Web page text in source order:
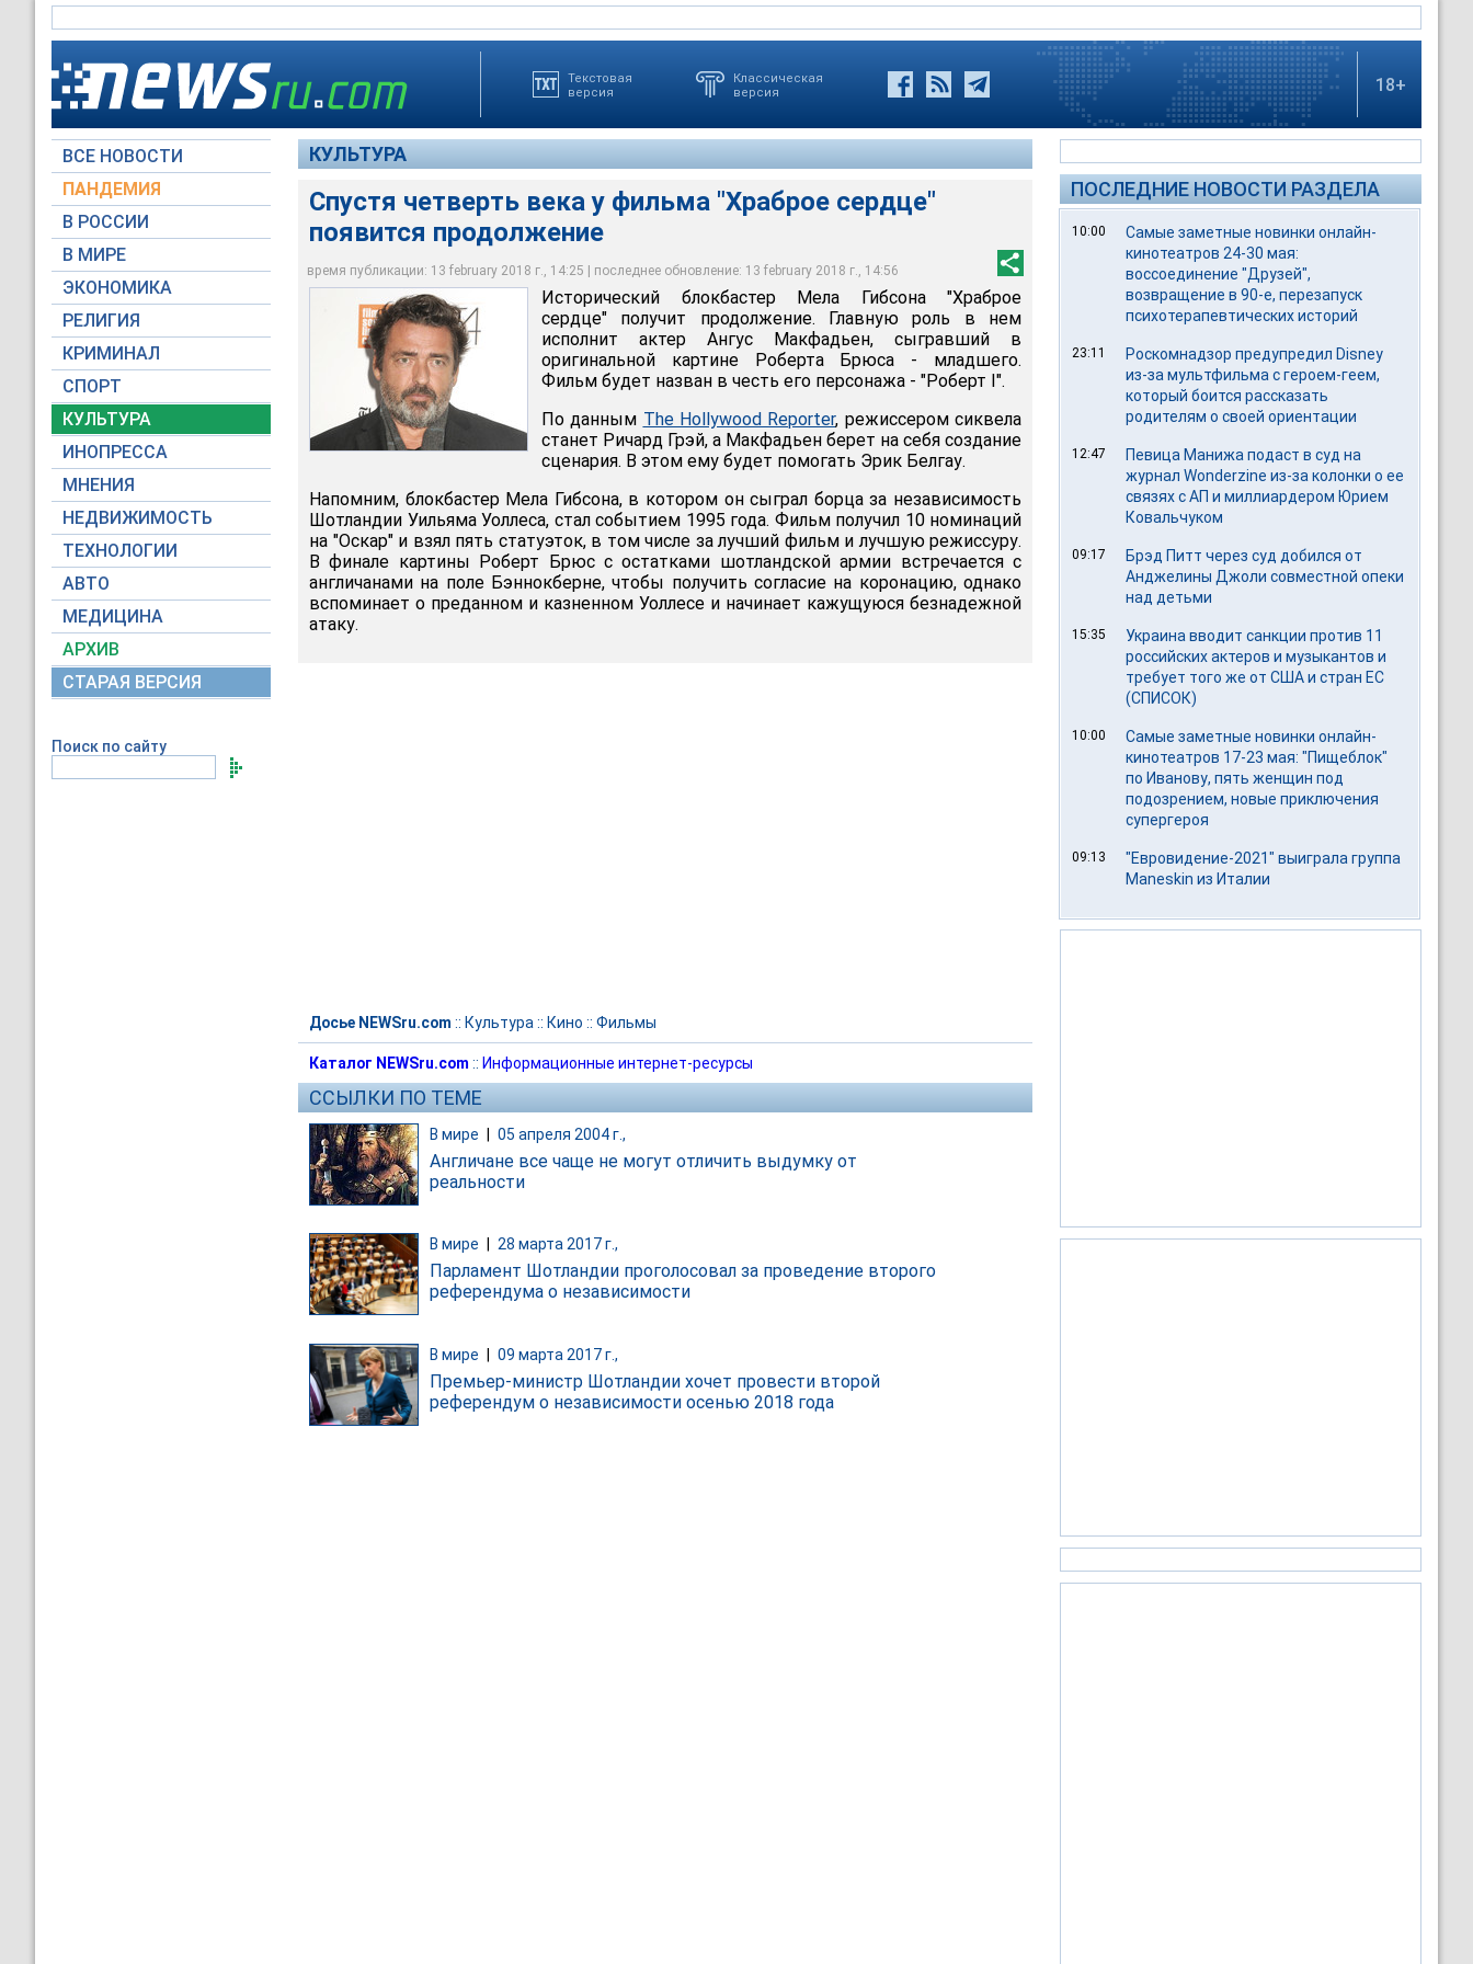
Текстовая
версия
Классическая
версия
18+
ВСЕ НОВОСТИ
ПАНДЕМИЯ
В РОССИИ
В МИРЕ
ЭКОНОМИКА
РЕЛИГИЯ
КРИМИНАЛ
СПОРТ
КУЛЬТУРА
ИНОПРЕССА
МНЕНИЯ
НЕДВИЖИМОСТЬ
ТЕХНОЛОГИИ
АВТО
МЕДИЦИНА
АРХИВ
СТАРАЯ ВЕРСИЯ
Поиск по сайту
КУЛЬТУРА
Спустя четверть века у фильма "Храброе сердце"
появится продолжение
время публикации: 13 february 2018 г., 14:25 | последнее обновление: 13 february 2018 г., 14:56
Ангус МакФадьен
Global Look Press
Исторический блокбастер Мела Гибсона "Храброе
сердце" получит продолжение. Главную роль в нем
исполнит актер Ангус Макфадьен, сыгравший в
оригинальной картине Роберта Брюса - младшего.
Фильм будет назван в честь его персонажа - "Роберт I".
По данным The Hollywood Reporter, режиссером сиквела
станет Ричард Грэй, а Макфадьен берет на себя создание
сценария. В этом ему будет помогать Эрик Белгау.
Напомним, блокбастер Мела Гибсона, в котором он сыграл борца за независимость
Шотландии Уильяма Уоллеса, стал событием 1995 года. Фильм получил 10 номинаций
на "Оскар" и взял пять статуэток, в том числе за лучший фильм и лучшую режиссуру.
В финале картины Роберт Брюс с остатками шотландской армии встречается с
англичанами на поле Бэннокберне, чтобы получить согласие на коронацию, однако
вспоминает о преданном и казненном Уоллесе и начинает кажущуюся безнадежной
атаку.
Досье NEWSru.com :: Культура :: Кино :: Фильмы
Каталог NEWSru.com :: Информационные интернет-ресурсы
ССЫЛКИ ПО ТЕМЕ
В мире 05 апреля 2004 г.,
Англичане все чаще не могут отличить выдумку от
реальности
В мире 28 марта 2017 г.,
Парламент Шотландии проголосовал за проведение второго
референдума о независимости
В мире | 09 марта 2017 г.,
Премьер-министр Шотландии хочет провести второй
референдум о независимости осенью 2018 года
ПОСЛЕДНИЕ НОВОСТИ РАЗДЕЛА
10:00
Самые заметные новинки онлайн-
кинотеатров 24-30 мая:
воссоединение "Друзей",
возвращение в 90-е, перезапуск
психотерапевтических историй
23:11
Роскомнадзор предупредил Disney
из-за мультфильма c героем-геем,
который боится рассказать
родителям о своей ориентации
12:47
Певица Манижа подаст в суд на
журнал Wonderzine из-за колонки о ее
связях с АП и миллиардером Юрием
Ковальчуком
09:17
Брэд Питт через суд добился от
Анджелины Джоли совместной опеки
над детьми
15:35
Украина вводит санкции против 11
российских актеров и музыкантов и
требует того же от США и стран ЕС
(СПИСОК)
10:00
Самые заметные новинки онлайн-
кинотеатров 17-23 мая: "Пищеблок"
по Иванову, пять женщин под
подозрением, новые приключения
супергероя
09:13
"Евровидение-2021" выиграла группа
Maneskin из Италии